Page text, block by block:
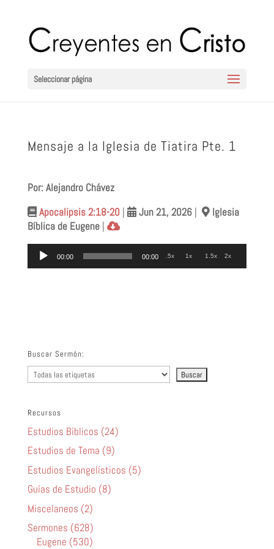
Seleccionar página
Mensaje a la Iglesia de Tiatira Pte. 1
Por: Alejandro Chávez
Apocalipsis 2:18-20 | Jun 21, 2026 |
Iglesia
Bíblica de Eugene |
Reproductor
00:00 00:00 .5x 1x 1.5x 2x
Buscar Sermón:
Recursos
Estudios Bíblicos (24)
Estudios de Tema (9)
Estudios Evangelísticos (5)
Guías de Estudio (8)
Miscelaneos (2)
Sermones (628)
Eugene (530)